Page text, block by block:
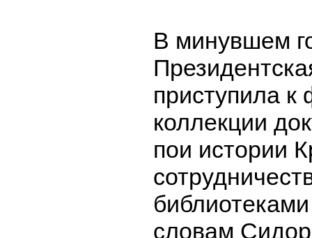
В минувшем
приступила
коллекции
пои истории
словам